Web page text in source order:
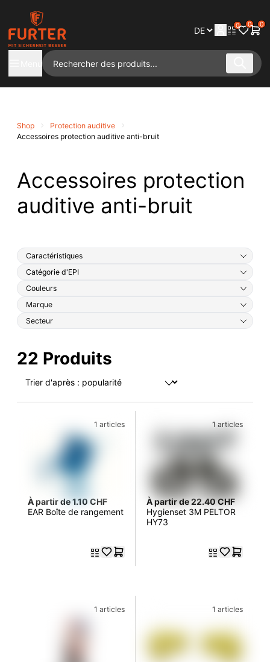
0 0 0
Shop
Protection auditive
Accessoires protection auditive anti-bruit
Accessoires protection
auditive anti-bruit
Caractéristiques
Catégorie d'EPI
Couleurs
Marque
Secteur
22 Produits
1 articles
À partir de 1.10 CHF
EAR Boîte de rangement
1 articles
À partir de 22.40 CHF
Hygienset 3M PELTOR
HY73
1 articles 1 articles